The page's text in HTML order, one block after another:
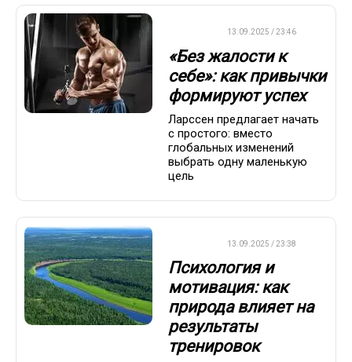
13.09.2025 / 23:46
«Без жалости к
себе»: как привычки
формируют успех
Ларссен предлагает начать
с простого: вместо
глобальных изменений
выбрать одну маленькую
цель
13.09.2025 / 23:38
Психология и
мотивация: как
природа влияет на
результаты
тренировок